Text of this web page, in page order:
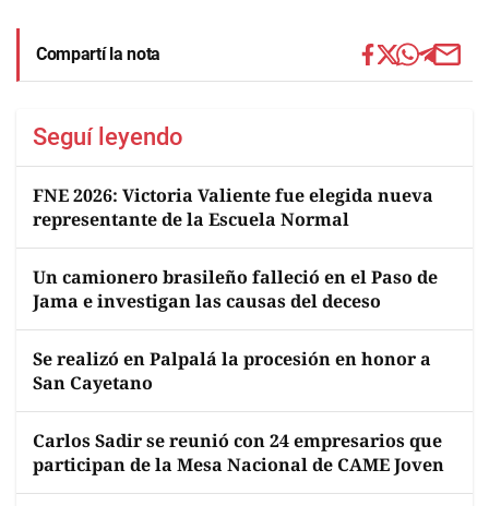
Compartí la nota
Seguí leyendo
FNE 2026: Victoria Valiente fue elegida nueva
representante de la Escuela Normal
Un camionero brasileño falleció en el Paso de
Jama e investigan las causas del deceso
Se realizó en Palpalá la procesión en honor a
San Cayetano
Carlos Sadir se reunió con 24 empresarios que
participan de la Mesa Nacional de CAME Joven